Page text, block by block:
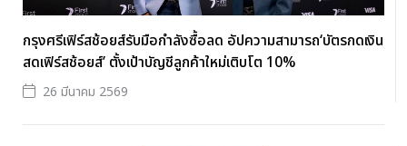
กรุงศรีเฟิร์สช้อยส์รับมือกำลังซื้อลด อัปความสามารถ‘บัตรกดเงิน
สดเฟิร์สช้อยส์’ ตั้งเป้าบัญชีลูกค้าใหม่เติบโต 10%
26 มีนาคม 2569